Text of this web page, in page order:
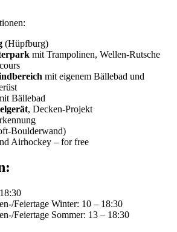
(Hüpfburg)
mit Trampolinen, Wellen-Rutsche
mit eigenem Bällebad und
Bällebad
, Decken-Projekt
Boulderwand)
Airhockey – for free
Feiertage Winter: 10 – 18:30
Feiertage Sommer: 13 – 18:30